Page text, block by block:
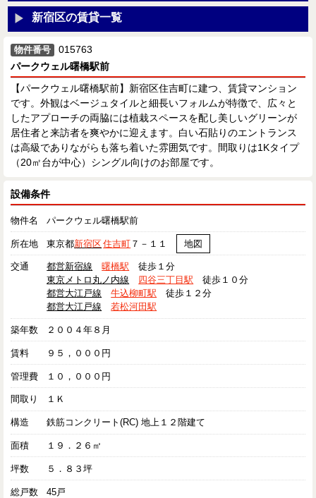
新宿区の賃貸一覧
物件番号
015763
パークウェル曙橋駅前
【パークウェル曙橋駅前】新宿区住吉町に建つ、賃貸マンション
です。外観はベージュタイルと細長いフォルムが特徴で、広々と
したアプローチの両脇には植栽スペースを配し美しいグリーンが
居住者と来訪者を爽やかに迎えます。白い石貼りのエントランス
は高級でありながらも落ち着いた雰囲気です。間取りは1Kタイプ
（20㎡台が中心）シングル向けのお部屋です。
設備条件
物件名 パークウェル曙橋駅前
所在地 東京都新宿区住吉町 ７－１１ 地図
交通 都営新宿線 曙橋駅 徒歩１分
東京メトロ丸ノ内線
四谷三丁目駅 徒歩１０分
都営大江戸線
牛込柳町駅 徒歩１２分
都営大江戸線
若松河田駅
築年数 ２００４年８月
賃料 ９５，０００円
管理費 １０，０００円
間取り １Ｋ
構造 鉄筋コンクリート(RC) 地上１２階建て
面積 １９．２６㎡
坪数 ５．８３坪
総戸数 45戸